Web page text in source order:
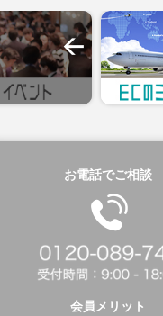
お電話でご相談
会員メリット